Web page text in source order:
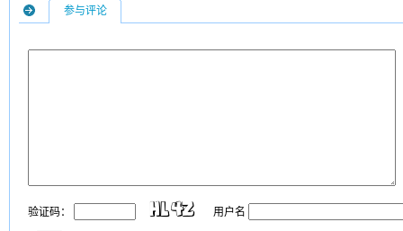
参与评论
验证码： 用户名